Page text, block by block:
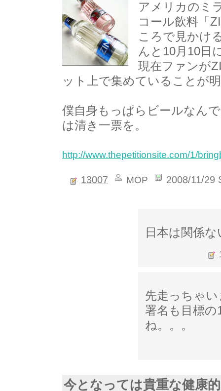
アメリカのミ
コール飲料「
ころで見かけ
んと10月10日
現在ファンが
ット上で集めていることが
僕自身もっぱらビールなん
は清き一票を。
http://www.thepetitionsite.com/1/
13007 MOP 2008/11/29
日本は関係
先走っちゃ
署名も目標
ね。。。
今となっては貴重な健康